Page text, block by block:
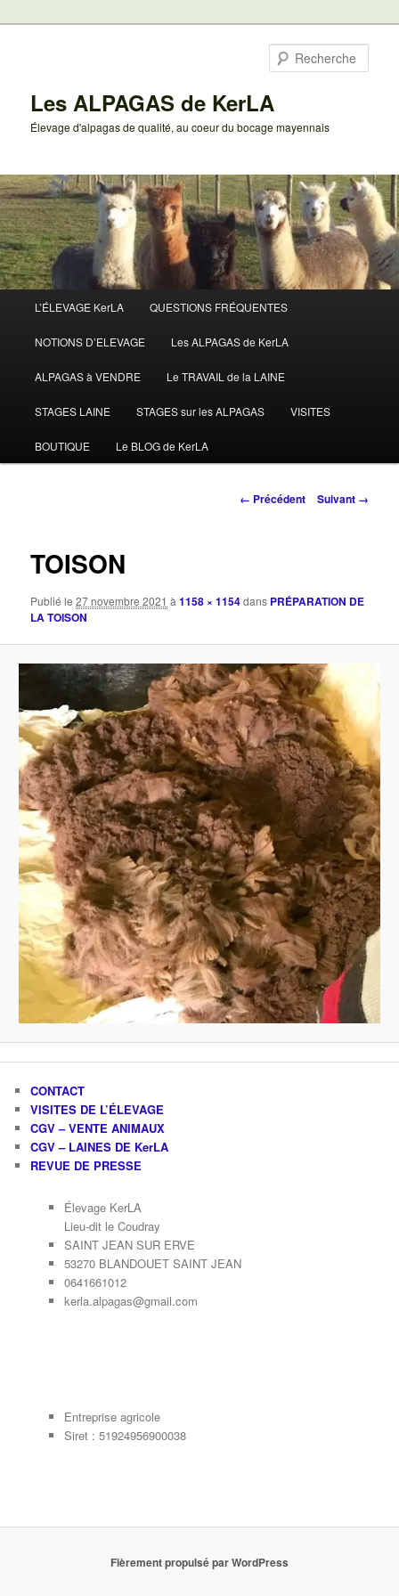
Les ALPAGAS de KerLA
Élevage d'alpagas de qualité, au coeur du bocage mayennais
principal
L’ÉLEVAGE KerLA QUESTIONS FRÉQUENTES
NOTIONS D’ELEVAGE Les ALPAGAS de KerLA
ALPAGAS à VENDRE Le TRAVAIL de la LAINE
STAGES LAINE STAGES sur les ALPAGAS VISITES
BOUTIQUE Le BLOG de KerLA
Navigation
← Précédent Suivant →
TOISON
Publié le27 novembre 2021 à1158 × 1154dans PRÉPARATION DE
LA TOISON
CONTACT
VISITES DE L’ÉLEVAGE
CGV – VENTE ANIMAUX
CGV – LAINES DE KerLA
REVUE DE PRESSE
Élevage KerLA
Lieu-dit le Coudray
SAINT JEAN SUR ERVE
53270 BLANDOUET SAINT JEAN
0641661012
kerla.alpagas@gmail.com
Entreprise agricole
Siret : 51924956900038
Fièrement propulsé par WordPress